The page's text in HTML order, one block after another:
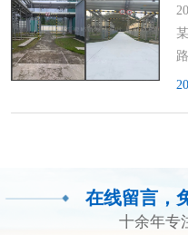
在线留言，
十余年专